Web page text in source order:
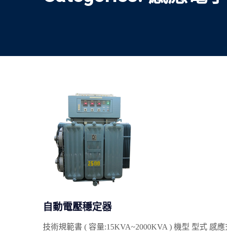
自動電壓穩定器
技術規範書 ( 容量:15KVA~2000KVA ) 機型 型式 感